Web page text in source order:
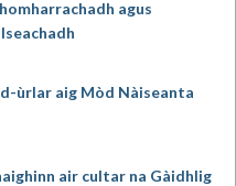
agus
ùrlar aig Mòd Nàiseanta
air cultar na Gàidhlig